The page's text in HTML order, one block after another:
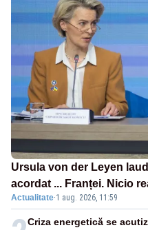
Ursula von der Leyen
acordat ... Franței. Nicio
energetic promis României
Actualitate·1 aug. 2026, 11:59
Criza energetică se